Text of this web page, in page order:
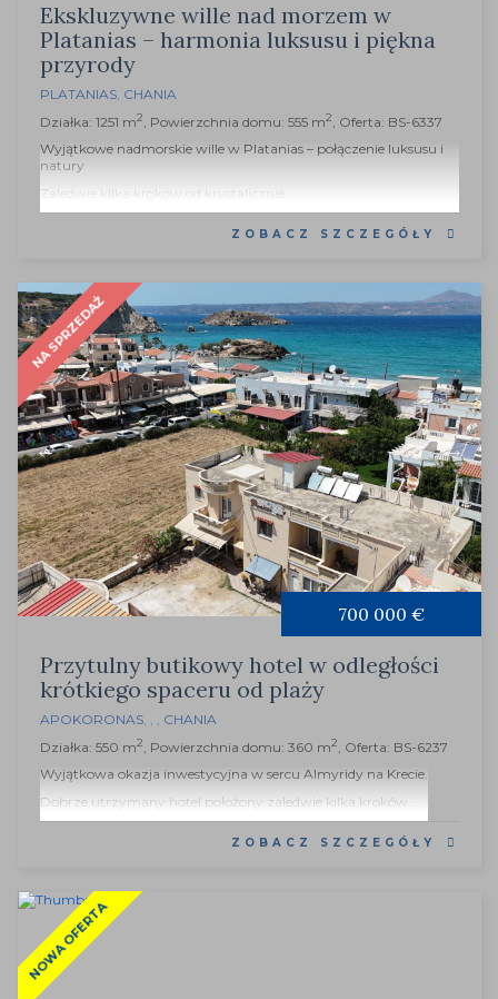
Ekskluzywne wille nad morzem w
Platanias – harmonia luksusu i piękna
przyrody
PLATANIAS, CHANIA
Działka: 1251 m2, Powierzchnia domu: 555 m2, Oferta: BS-6337
Wyjątkowe nadmorskie wille w Platanias – połączenie luksusu i
natury
Zaledwie kilka kroków od krystalicznie...
ZOBACZ SZCZEGÓŁY
NA SPRZEDAŻ
700 000 €
Przytulny butikowy hotel w odległości
krótkiego spaceru od plaży
APOKORONAS, , , CHANIA
Działka: 550 m2, Powierzchnia domu: 360 m2, Oferta: BS-6237
Wyjątkowa okazja inwestycyjna w sercu Almyridy na Krecie.
Dobrze utrzymany hotel położony zaledwie kilka kroków...
ZOBACZ SZCZEGÓŁY
NOWA OFERTA